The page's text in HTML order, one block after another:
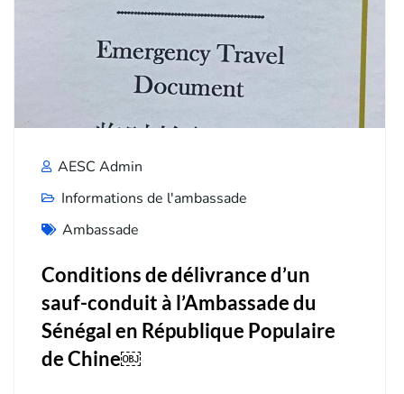
AESC Admin
Informations de l'ambassade
Ambassade
Conditions de délivrance d’un
sauf-conduit à l’Ambassade du
Sénégal en République Populaire
de Chine￼